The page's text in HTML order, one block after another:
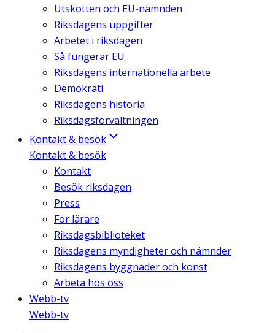
Utskotten och EU-nämnden
Riksdagens uppgifter
Arbetet i riksdagen
Så fungerar EU
Riksdagens internationella arbete
Demokrati
Riksdagens historia
Riksdagsförvaltningen
Kontakt & besök
Kontakt & besök
Kontakt
Besök riksdagen
Press
För lärare
Riksdagsbiblioteket
Riksdagens myndigheter och nämnder
Riksdagens byggnader och konst
Arbeta hos oss
Webb-tv
Webb-tv